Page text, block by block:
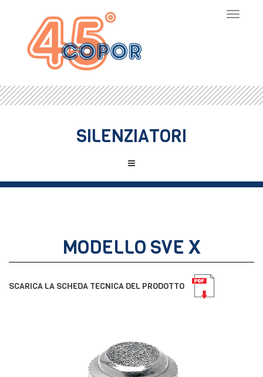
Toggle
SILENZIATORI
MODELLO SVE X
SCARICA LA SCHEDA TECNICA DEL PRODOTTO